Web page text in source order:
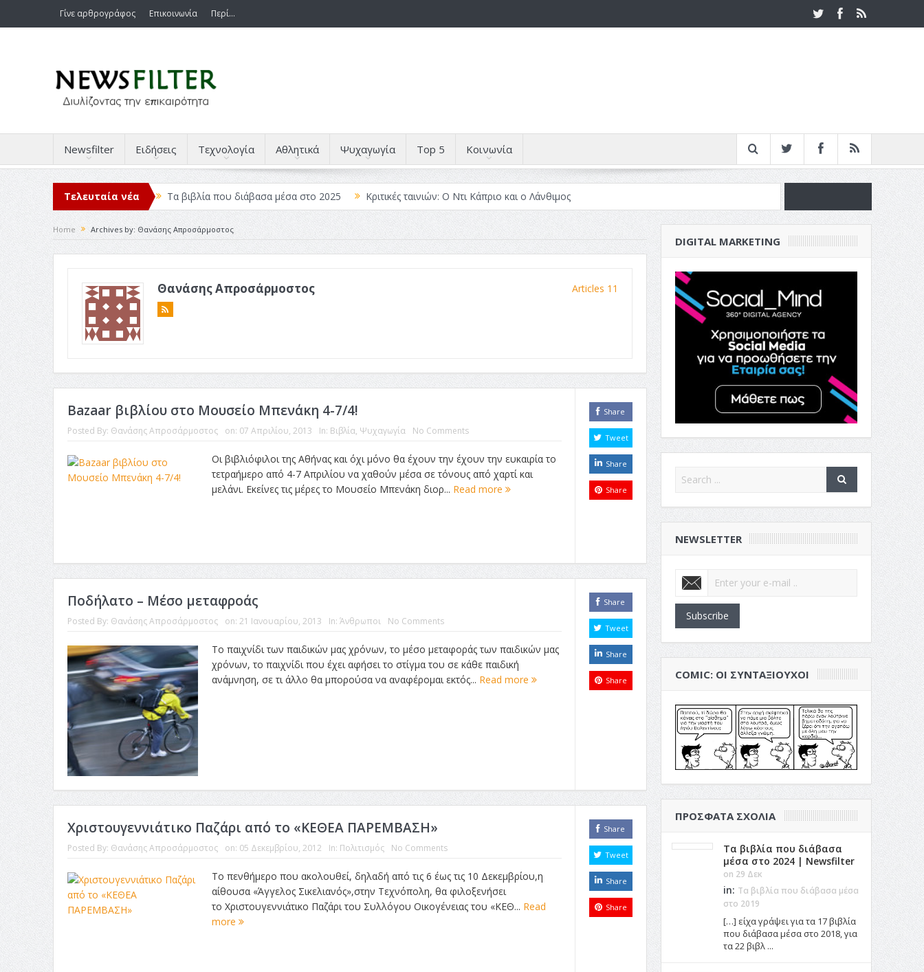
Γίνε αρθρογράφος Επικοινωνία Περί…
Newsfilter Ειδήσεις Τεχνολογία Αθλητικά Ψυχαγωγία Top 5 Κοινωνία
Τελευταία νέα Τα βιβλία που διάβασα μέσα στο 2025
Κριτικές ταινιών: Ο Ντι Κάπριο και ο Λάνθιμος
Σχεδιασμός που «Μιλάει» Χωρίς Λέξεις
Σπιρτόκουτο: η απόλυτη αντισυμβατική καλοκαιρινή ταινία
Το Top 5 της εβδομάδας #517
Το νουάρ στον ελληνικό κινηματογράφο
Τρία Βήματα Μπροστά για Σένα και την Επιχείρησή σου
Όψεις και Απόψεις
Home Archives by: Θανάσης Απροσάρμοστος
Θανάσης Απροσάρμοστος Articles 11
Bazaar βιβλίου στο Μουσείο Μπενάκη 4-7/4!
Posted By: Θανάσης Απροσάρμοστος on: 07 Απριλίου, 2013 In: Βιβλία, Ψυχαγωγία No Comments
Οι βιβλιόφιλοι της Αθήνας και όχι μόνο θα έχουν την έχουν την ευκαιρία το
τετραήμερο από 4-7 Απριλίου να χαθούν μέσα σε τόνους από χαρτί και
μελάνι. Εκείνες τις μέρες το Μουσείο Μπενάκη διορ... Read more
Share
Tweet
Share
Share
Ποδήλατο – Μέσο μεταφροάς
Posted By: Θανάσης Απροσάρμοστος on: 21 Ιανουαρίου, 2013 In: Άνθρωποι No Comments
Το παιχνίδι των παιδικών μας χρόνων, το μέσο μεταφοράς των παιδικών μας
χρόνων, το παιχνίδι που έχει αφήσει το στίγμα του σε κάθε παιδική
ανάμνηση, σε τι άλλο θα μπορούσα να αναφέρομαι εκτός... Read more
Share
Tweet
Share
Share
Χριστουγεννιάτικο Παζάρι από το «ΚΕΘΕΑ ΠΑΡΕΜΒΑΣΗ»
Posted By: Θανάσης Απροσάρμοστος on: 05 Δεκεμβρίου, 2012 In: Πολιτισμός No Comments
Το πενθήμερο που ακολουθεί, δηλαδή από τις 6 έως τις 10 Δεκεμβρίου,η
αίθουσα «Άγγελος Σικελιανός»,στην Τεχνόπολη, θα φιλοξενήσει
το Χριστουγεννιάτικο Παζάρι του Συλλόγου Οικογένειας του «ΚΕΘ... Read
more
Share
Tweet
Share
Share
DIGITAL MARKETING
NEWSLETTER
Subscribe
COMIC: ΟΙ ΣΥΝΤΑΞΙΟΎΧΟΙ
ΠΡΌΣΦΑΤΑ ΣΧΌΛΙΑ
Τα βιβλία που διάβασα
μέσα στο 2024 | Newsfilter
on 29 Δεκ
in: Τα βιβλία που διάβασα μέσα
στο 2019
[…] είχα γράψει για τα 17 βιβλία
που διάβασα μέσα στο 2018, για
τα 22 βιβλ ...